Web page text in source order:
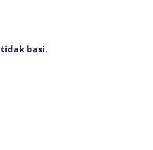
tidak basi.